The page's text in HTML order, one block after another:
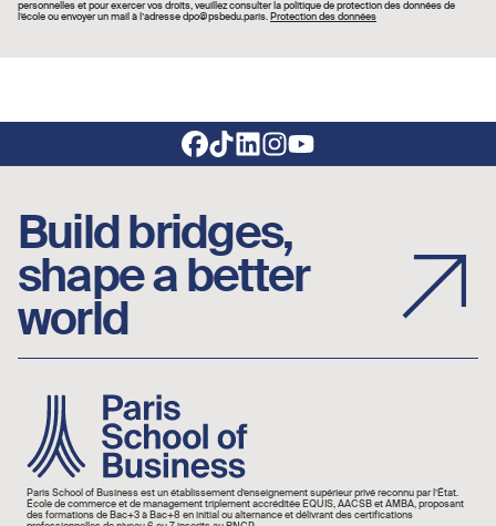
personnelles et pour exercer vos droits, veuillez consulter la politique de protection des données de
l’école ou envoyer un mail à l’adresse dpo@psbedu.paris.Protection des données
Footer social links
Build bridges,
shape a better
world
Image
Paris School of Business est un établissement d’enseignement supérieur privé reconnu par l’État.
École de commerce et de management triplement accréditée EQUIS, AACSB et AMBA, proposant
des formations de Bac+3 à Bac+8 en initial ou alternance et délivrant des certifications